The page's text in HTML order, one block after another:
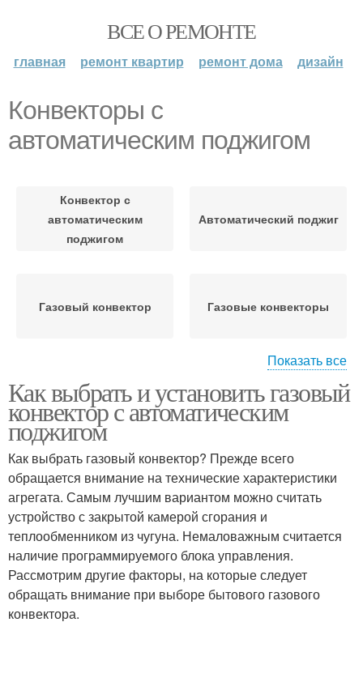
ВСЕ О РЕМОНТЕ
главная ремонт квартир ремонт дома дизайн
Конвекторы с
автоматическим поджигом
Конвектор с
автоматическим
поджигом
Автоматический поджиг
Газовый конвектор Газовые конвекторы
Поджиг в газовых
конвекторах
сравнению
Конвектор на
магистральном газе
Показать все
Как выбрать и установить газовый
конвектор с автоматическим
поджигом
Как выбрать газовый конвектор? Прежде всего
обращается внимание на технические характеристики
агрегата. Самым лучшим вариантом можно считать
устройство с закрытой камерой сгорания и
теплообменником из чугуна. Немаловажным считается
наличие программируемого блока управления.
Рассмотрим другие факторы, на которые следует
обращать внимание при выборе бытового газового
конвектора.